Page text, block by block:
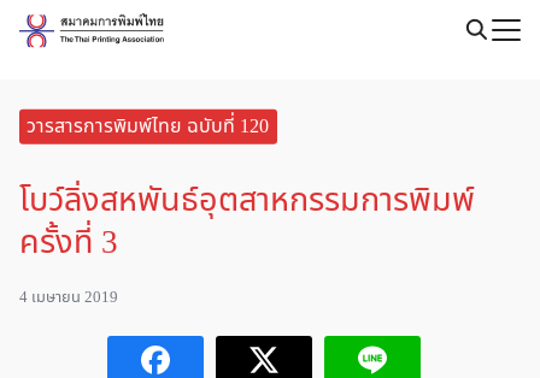
Skip
วารสารการพิมพ์ไทย ฉบับที่ 120
โบว์ลิ่งสหพันธ์อุตสาหกรรมการพิมพ์
ครั้งที่ 3
4 เมษายน 2019